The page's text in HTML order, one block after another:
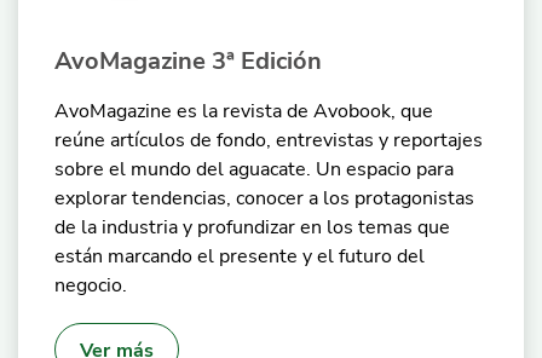
AvoMagazine 3ª Edición
AvoMagazine es la revista de Avobook, que
reúne artículos de fondo, entrevistas y reportajes
sobre el mundo del aguacate. Un espacio para
explorar tendencias, conocer a los protagonistas
de la industria y profundizar en los temas que
están marcando el presente y el futuro del
negocio.
Ver más